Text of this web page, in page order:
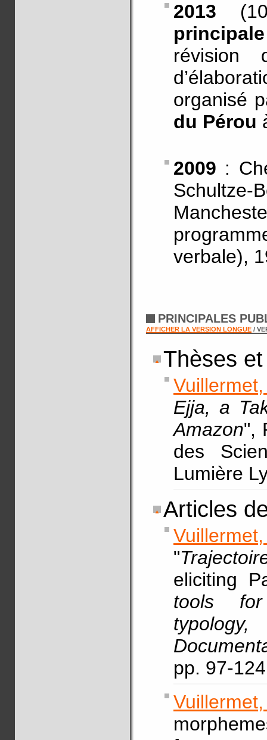
2013
révision
organisé
du Pérou
2009 :
verbale),
PRINCIPALES
AFFICHER LA VERSION LONGUE /
Thèses
Ejja, a
Amazon",
des
Lumière
Articles
"
eliciting
tools
typology,
pp. 97-124